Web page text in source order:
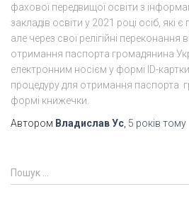
фахової передвищої освіти з
закладів освіти у 2021 році осіб, які
але через свої релігійні переконання
отримання паспорта громадянина
електронним носієм у формі ID-
процедуру для отримання паспорта
формі книжечки.
Автором Владислав Ус 5 років тому
Пошук …